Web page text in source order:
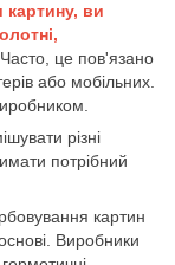
картину, ви
Часто, це пов'язано
або мобільних.
різні
потрібний
картин
Виробники